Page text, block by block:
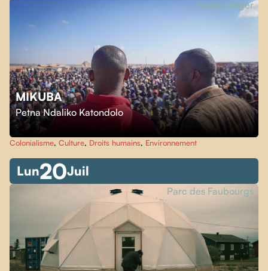
MIKUBA
Petna Ndaliko Katondolo
Square Viger
Colonialisme, Culture, Droits humains, Environnement
Lun20Juil
Parc des Faubourgs